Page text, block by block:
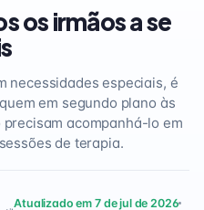
os irmãos a se
necessidades especiais, é
em segundo plano às
acompanhá-lo em
de terapia.
Atualizado em 7 de jul de 2026